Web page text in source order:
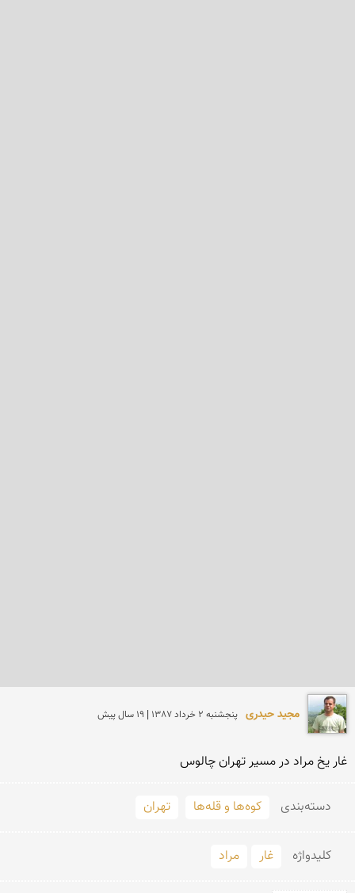
مجید حیدری پنجشنبه 2 خرداد 1387 | 19 سال پیش
غار یخ مراد در مسیر تهران چالوس
دسته‌بندی کوه‌ها و قله‌ها تهران
کلید‌واژه غار مراد